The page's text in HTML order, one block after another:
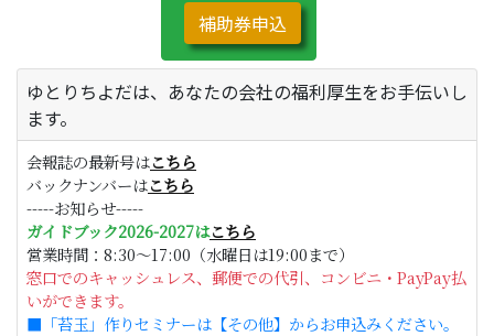
補助券申込
ゆとりちよだは、あなたの会社の福利厚生をお手伝いし
ます。
会報誌の最新号はこちら
バックナンバーはこちら
-----お知らせ-----
ガイドブック2026-2027はこちら
営業時間：8:30～17:00（水曜日は19:00まで）
窓口でのキャッシュレス、郵便での代引、コンビニ・PayPay払
いができます。
■「苔玉」作りセミナーは【その他】からお申込みください。